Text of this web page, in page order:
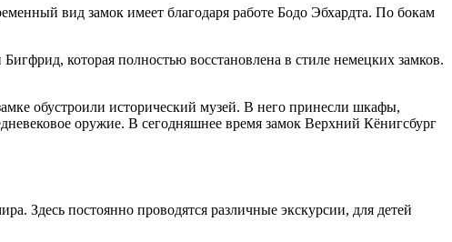
вид замок имеет благодаря работе Бодо Эбхардта. По бокам
которая полностью восстановлена в стиле немецких замков.
обустроили исторический музей. В него принесли шкафы,
оружие. В сегодняшнее время замок Верхний Кёнигсбург
Здесь постоянно проводятся различные экскурсии, для детей